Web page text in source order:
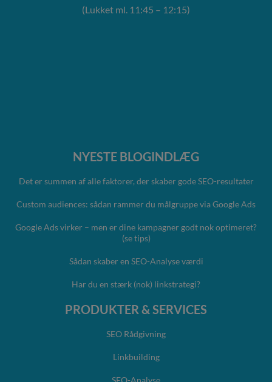
(Lukket ml. 11:45 – 12:15)
NYESTE BLOGINDLÆG
Det er summen af alle faktorer, der skaber gode SEO-resultater
Custom audiences: sådan rammer du målgruppe via Google Ads
Google Ads virker – men er dine kampagner godt nok optimeret?
(se tips)
Sådan skaber en SEO-Analyse værdi
Har du en stærk (nok) linkstrategi?
PRODUKTER & SERVICES
SEO Rådgivning
Linkbuilding
SEO-Analyse